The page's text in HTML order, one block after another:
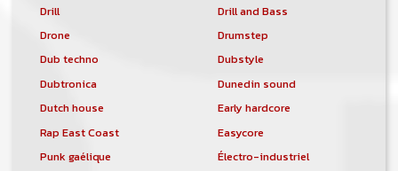
Drill
Drill and Bass
Drone
Drumstep
Dub techno
Dubstyle
Dubtronica
Dunedin sound
Dutch house
Early hardcore
Rap East Coast
Easycore
Punk gaélique
Électro-industriel